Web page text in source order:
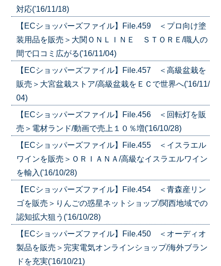
対応('16/11/18)
【ECショッパーズファイル】File.459 ＜プロ向け塗
装用品を販売＞大関ＯＮＬＩＮＥ ＳＴＯＲＥ/職人の
間で口コミ広がる('16/11/04)
【ECショッパーズファイル】File.457 ＜高級盆栽を
販売＞大宮盆栽ストア/高級盆栽をＥＣで世界へ('16/11/
04)
【ECショッパーズファイル】File.456 ＜回転灯を販
売＞電材ランド/動画で売上１０％増('16/10/28)
【ECショッパーズファイル】File.455 ＜イスラエル
ワインを販売＞ＯＲＩＡＮＡ/高級なイスラエルワイン
を輸入('16/10/28)
【ECショッパーズファイル】File.454 ＜青森産リン
ゴを販売＞りんごの惑星ネットショップ/関西地域での
認知拡大狙う('16/10/28)
【ECショッパーズファイル】File.450 ＜オーディオ
製品を販売＞完実電気オンラインショップ/海外ブラン
ドを充実('16/10/21)